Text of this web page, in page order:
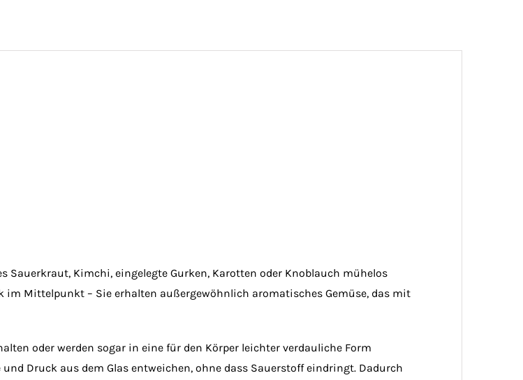
Sauerkraut, Kimchi, eingelegte Gurken, Karotten oder Knoblauch mühelos
im Mittelpunkt – Sie erhalten außergewöhnlich aromatisches Gemüse, das mit
oder werden sogar in eine für den Körper leichter verdauliche Form
Druck aus dem Glas entweichen, ohne dass Sauerstoff eindringt. Dadurch